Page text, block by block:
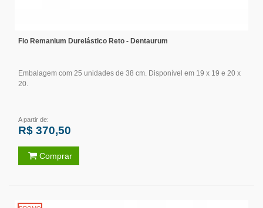
Fio Remanium Durelástico Reto - Dentaurum
Embalagem com 25 unidades de 38 cm. Disponível em 19 x 19 e 20 x
20.
A partir de:
R$ 370,50
Comprar